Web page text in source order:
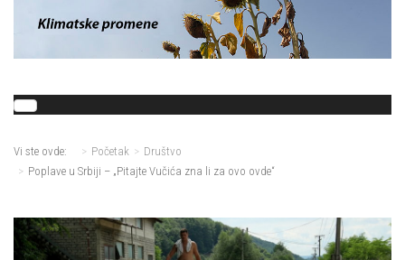
Vi ste ovde: Početak
Društvo
Poplave u Srbiji – „Pitajte Vučića zna li za ovo ovde“